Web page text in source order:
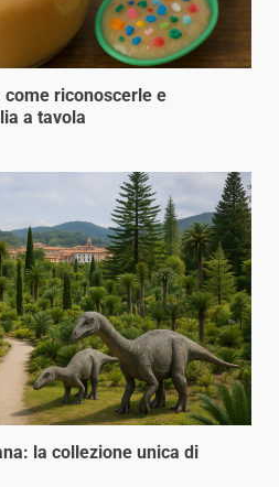
riconoscerle e
a tavola
la collezione unica di